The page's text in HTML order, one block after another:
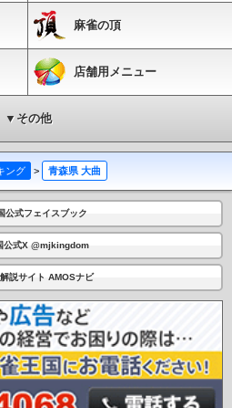
麻雀の頂
店舗用メニュー
▼その他
ング > 青森県 大曲
公式フェイスブック
公式X @mjkingdom
説サイト AMOSナビ